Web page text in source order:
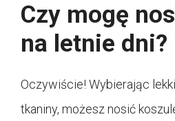
Czy mogę
na letnie dni?
Oczywiście! Wybierając
tkaniny, możesz nosić